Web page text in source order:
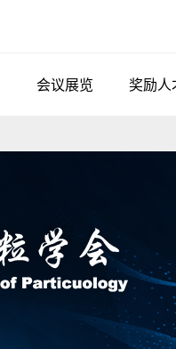
会议展览 奖励人